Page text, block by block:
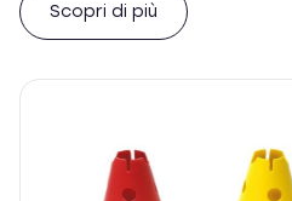
Scopri di più